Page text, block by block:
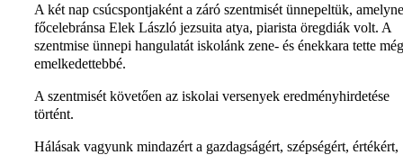
A két nap csúcspontjaként a záró szentmisét ünnepeltük,
főcelebránsa Elek László jezsuita atya, piarista öregdiák volt. A
szentmise ünnepi hangulatát iskolánk zene- és énekkara tette még
emelkedettebbé.
A szentmisét követően az iskolai versenyek eredményhirdetése
történt.
Hálásak vagyunk mindazért a gazdagságért, szépségért, értékért,